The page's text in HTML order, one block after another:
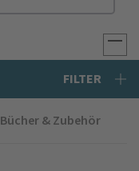
FILTER
Bücher & Zube­hör